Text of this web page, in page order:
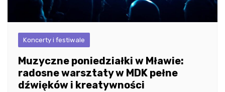
Koncerty i festiwale
Muzyczne poniedziałki w Mławie:
radosne warsztaty w MDK pełne
dźwięków i kreatywności